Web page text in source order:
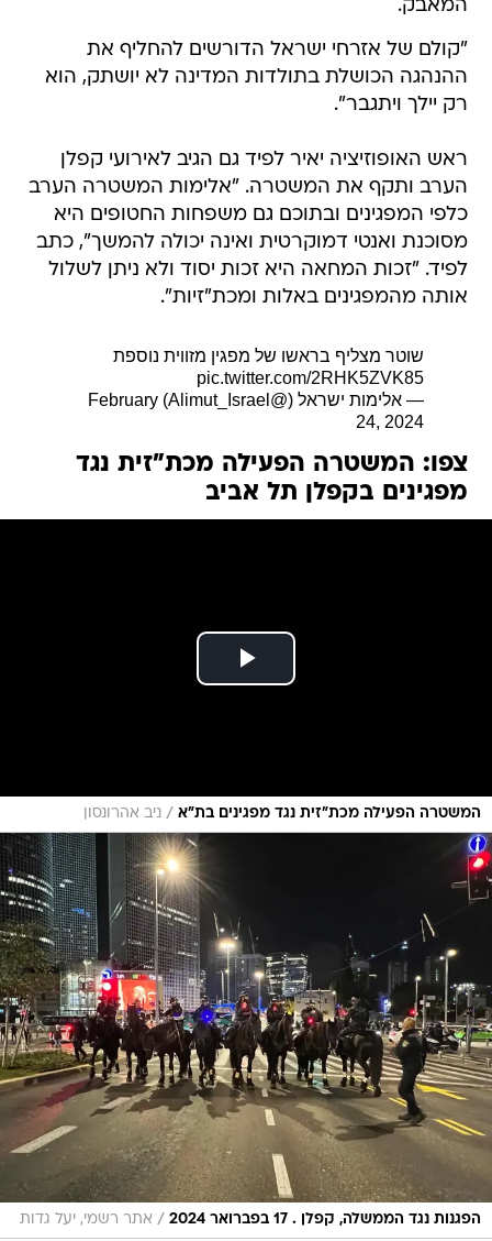
המאבק.
"קולם של אזרחי ישראל הדורשים להחליף את
ההנהגה הכושלת בתולדות המדינה לא יושתק, הוא
רק יילך ויתגבר".
ראש האופוזיציה יאיר לפיד גם הגיב לאירועי קפלן
הערב ותקף את המשטרה. "אלימות המשטרה הערב
כלפי המפגינים ובתוכם גם משפחות החטופים היא
מסוכנת ואנטי דמוקרטית ואינה יכולה להמשך", כתב
לפיד. "זכות המחאה היא זכות יסוד ולא ניתן לשלול
אותה מהמפגינים באלות ומכת"זיות".
שוטר מצליף בראשו של מפגין מזווית נוספת
pic.twitter.com/2RHK5ZVK85
— אלימות ישראל (@Alimut_Israel)
February
24, 2024
צפו: המשטרה הפעילה מכת"זית נגד
מפגינים בקפלן תל אביב
המשטרה הפעילה מכת"זית נגד מפגינים בת"א / ניב אהרונסון
הפגנות נגד הממשלה, קפלן . 17 בפברואר 2024 / אתר רשמי, יעל גדות